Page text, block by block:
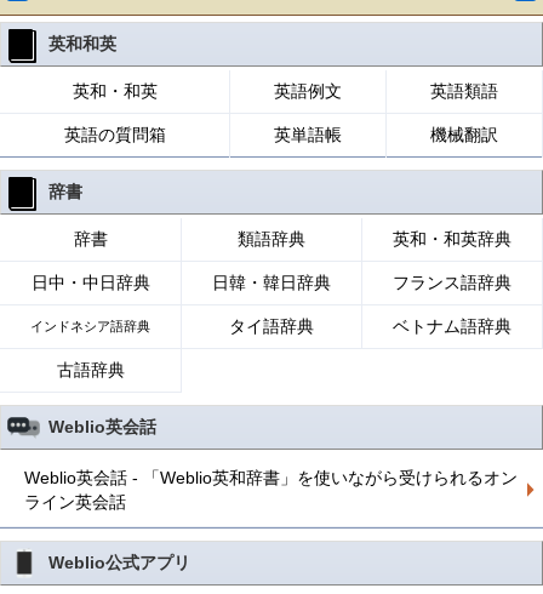
英和和英
英和・和英 英語例文 英語類語
英語の質問箱 英単語帳 機械翻訳
辞書
辞書 類語辞典 英和・和英辞典
日中・中日辞典 日韓・韓日辞典 フランス語辞典
インドネシア語辞典 タイ語辞典 ベトナム語辞典
古語辞典
Weblio英会話
Weblio英会話 - 「Weblio英和辞書」を使いながら受けられるオン
ライン英会話
Weblio公式アプリ